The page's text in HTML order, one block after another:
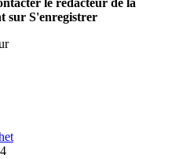
le rédacteur de la
sur S'enregistrer